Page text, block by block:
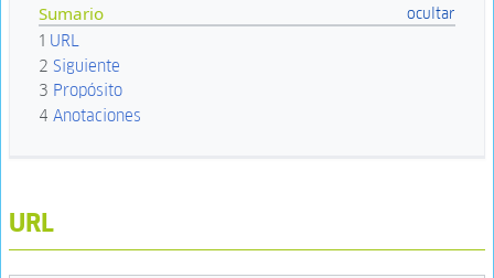
Sumario
1 URL
2 Siguiente
3 Propósito
4 Anotaciones
URL